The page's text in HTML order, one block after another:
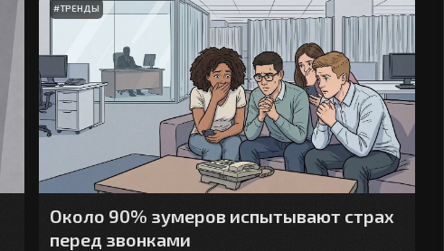
#ТРЕНДЫ
Около 90% зумеров испытывают страх
перед звонками